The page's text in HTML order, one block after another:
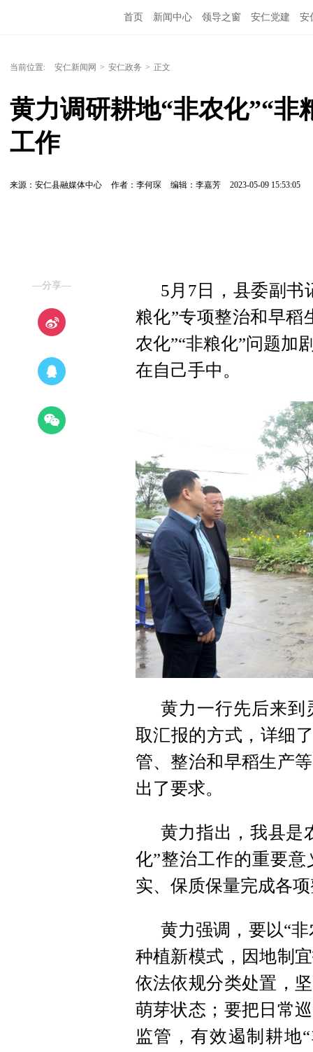
首页 新闻中心 领导之窗 安仁党建 安
当前位置: 安仁新闻网 > 安仁政务 > 正文
黄力调研耕地“非农化”“非
工作
来源：安仁县融媒体中心 作者：李何琛 编辑：李嘉芳 2023-05-09 15:53:05
—分享—
5月7日，县委副书
粮化”专项整治和早稻
农化”“非粮化”问题加
在自己手中。
黄力一行先后来到
取汇报的方式，详细
管、整治和早稻生产
出了要求。
黄力指出，我县是
化”整治工作的重要
实、保质保量完成各
黄力强调，要以“
种植新模式，因地制
依法依规分类处置，
萌芽状态；要把日常
监管，有效遏制耕地